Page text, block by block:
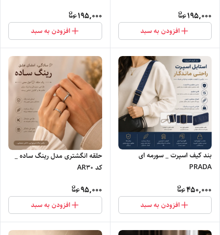
195,000
افزودن به سبد
195,000
افزودن به سبد
بند کیف اسپرت _ سورمه ای
PRADA
450,000
افزودن به سبد
حلقه انگشتری مدل رینگ ساده _
کد AR30
95,000
افزودن به سبد